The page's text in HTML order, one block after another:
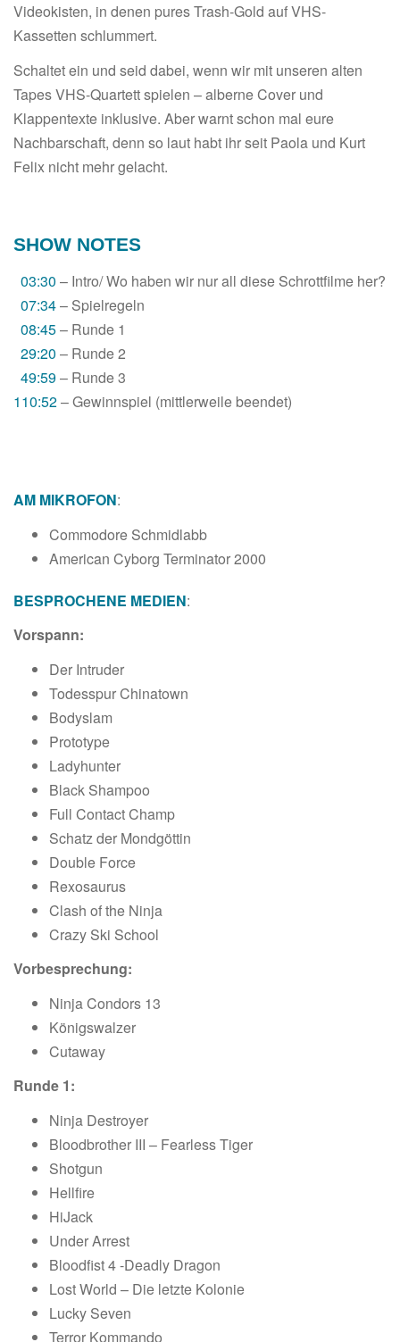
Videokisten, in denen pures Trash-Gold auf VHS-
Kassetten schlummert.
Schaltet ein und seid dabei, wenn wir mit unseren alten
Tapes VHS-Quartett spielen – alberne Cover und
Klappentexte inklusive. Aber warnt schon mal eure
Nachbarschaft, denn so laut habt ihr seit Paola und Kurt
Felix nicht mehr gelacht.
SHOW NOTES
03:30 – Intro/ Wo haben wir nur all diese Schrottfilme her?
07:34– Spielregeln
08:45– Runde 1
29:20 – Runde 2
49:59– Runde 3
110:52– Gewinnspiel (mittlerweile beendet)
AM MIKROFON:
Commodore Schmidlabb
American Cyborg Terminator 2000
BESPROCHENE MEDIEN:
Vorspann:
Der Intruder
Todesspur Chinatown
Bodyslam
Prototype
Ladyhunter
Black Shampoo
Full Contact Champ
Schatz der Mondgöttin
Double Force
Rexosaurus
Clash of the Ninja
Crazy Ski School
Vorbesprechung:
Ninja Condors 13
Königswalzer
Cutaway
Runde 1:
Ninja Destroyer
Bloodbrother III – Fearless Tiger
Shotgun
Hellfire
HiJack
Under Arrest
Bloodfist 4 -Deadly Dragon
Lost World – Die letzte Kolonie
Lucky Seven
Terror Kommando